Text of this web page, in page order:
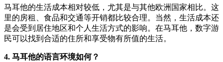
马耳他的生活成本相对较低，尤其是与其他欧洲国家相比。这
里的房租、食品和交通等开销都比较合理。当然，生活成本还
是会受到居住地区和个人生活方式的影响。在马耳他，数字游
民可以找到合适的住所和享受物有所值的生活。
4. 马耳他的语言环境如何？